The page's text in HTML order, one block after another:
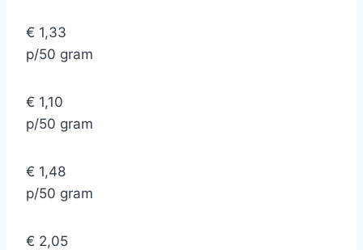
€ 1,33
p/50 gram
€ 1,10
p/50 gram
€ 1,48
p/50 gram
€ 2,05